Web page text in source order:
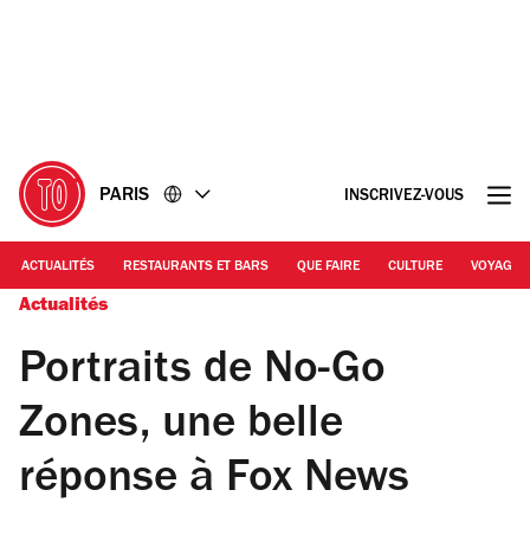
PARIS INSCRIVEZ-VOUS
ACTUALITÉS RESTAURANTS ET BARS QUE FAIRE CULTURE VOYAGE
Actualités
Portraits de No-Go
Zones, une belle
réponse à Fox News